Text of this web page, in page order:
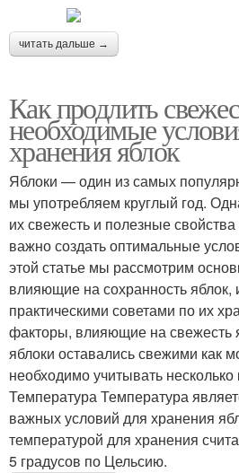
читать дальше →
Как продлить
необходимые
хранения яблок
Яблоки — один из самых
мы употребляем круглый год.
их свежесть и полезные
важно создать оптимальные
этой статье мы рассмотрим
влияющие на сохранность яблок,
практическими советами по их
факторы, влияющие на свежесть
яблоки оставались свежими как
необходимо учитывать
Температура Температура
важных условий для хранения
температурой для хранения
5 градусов по Цельсию.